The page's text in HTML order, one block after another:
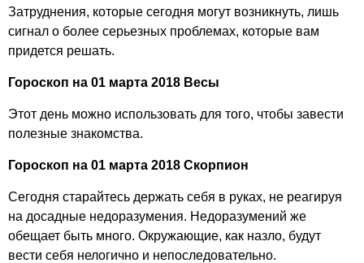
Затруднения, которые сегодня могут возникнуть, лишь
сигнал о более серьезных проблемах, которые вам
придется решать.
Гороскоп на 01 марта 2018 Весы
Этот день можно использовать для того, чтобы завести
полезные знакомства.
Гороскоп на 01 марта 2018 Скорпион
Сегодня старайтесь держать себя в руках, не реагируя
на досадные недоразумения. Недоразумений же
обещает быть много. Окружающие, как назло, будут
вести себя нелогично и непоследовательно.